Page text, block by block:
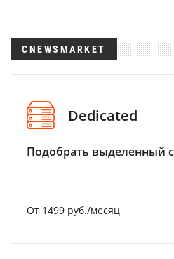
CNEWSMARKET
Dedicated
Подобрать выделенный
От 1499 руб./месяц